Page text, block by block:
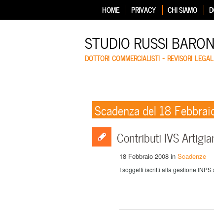
HOME PRIVACY CHI SIAMO
STUDIO RUSSI
DOTTORI COMMERCIALISTI – REVISORI
Scadenza del 18
Contributi IVS
18 Febbraio 2008 in Scadenze
I soggetti iscritti alla gestione